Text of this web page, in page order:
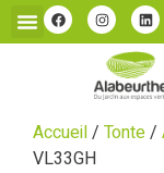
Accueil/ Tonte/
VL33GH